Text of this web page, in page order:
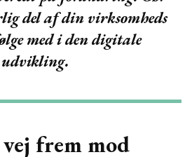
del af din virksomheds
med i den digitale
udvikling.
frem mod